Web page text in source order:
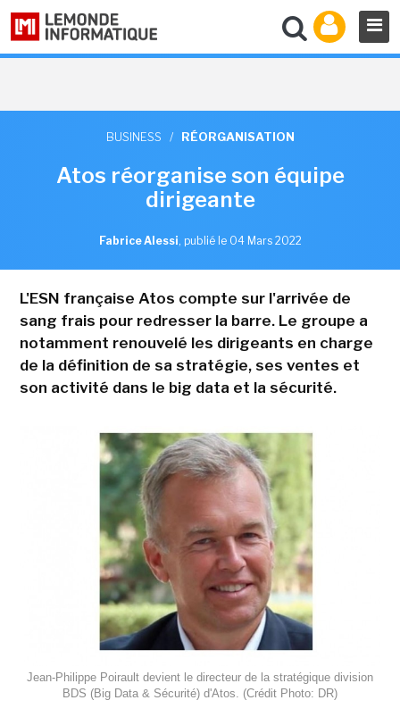
BUSINESS / RÉORGANISATION
Atos réorganise son équipe
dirigeante
Fabrice Alessi, publié le 04 Mars 2022
L'ESN française Atos compte sur l'arrivée de
sang frais pour redresser la barre. Le groupe a
notamment renouvelé les dirigeants en charge
de la définition de sa stratégie, ses ventes et
son activité dans le big data et la sécurité.
Jean-Philippe Poirault devient le directeur de la stratégique division
BDS (Big Data & Sécurité) d'Atos. (Crédit Photo: DR)